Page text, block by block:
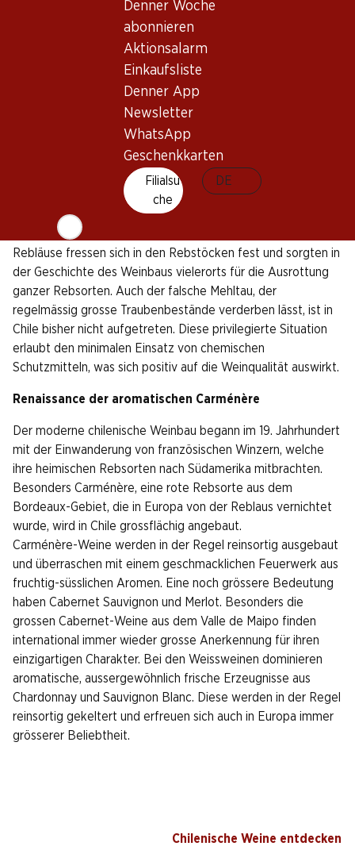
Denner Woche
abonnieren
Aktionsalarm
Einkaufsliste
Denner App
Newsletter
WhatsApp
Geschenkkarten
Filialsu
che
DE
Kilometer langen Landes wechseln sich trockene, heisse
Sommertage mit kühlen Nächten ab. Weinreben schätzen
die Temperaturunterschiede, die aufgrund der Nähe zu den
Anden entstehen: Warme Tage lassen die Trauben reifen,
während die kühle Nachtluft die frische Säure und die
Aromavielfalt der Beeren konserviert. Auch die vielfältigen
Terroirs Chiles sind einzigartig – dank der
abwechslungsreichen Eigenschaften der Böden entstehen
aus der gleichen Rebsorte je nach Region höchst
unterschiedliche Weine.
Als einziges Land weltweit ist Chile bislang von der
berüchtigten Reblaus verschont geblieben. Die winzigen
Rebläuse fressen sich in den Rebstöcken fest und sorgten in
der Geschichte des Weinbaus vielerorts für die Ausrottung
ganzer Rebsorten. Auch der falsche Mehltau, der
regelmässig grosse Traubenbestände verderben lässt, ist in
Chile bisher nicht aufgetreten. Diese privilegierte Situation
erlaubt den minimalen Einsatz von chemischen
Schutzmitteln, was sich positiv auf die Weinqualität auswirkt.
Renaissance der aromatischen Carménère
Der moderne chilenische Weinbau begann im 19. Jahrhundert
mit der Einwanderung von französischen Winzern, welche
ihre heimischen Rebsorten nach Südamerika mitbrachten.
Besonders Carménère, eine rote Rebsorte aus dem
Bordeaux-Gebiet, die in Europa von der Reblaus vernichtet
wurde, wird in Chile grossflächig angebaut.
Carménère-Weine werden in der Regel reinsortig ausgebaut
und überraschen mit einem geschmacklichen Feuerwerk aus
fruchtig-süsslichen Aromen. Eine noch grössere Bedeutung
haben Cabernet Sauvignon und Merlot. Besonders die
grossen Cabernet-Weine aus dem Valle de Maipo finden
international immer wieder grosse Anerkennung für ihren
einzigartigen Charakter. Bei den Weissweinen dominieren
aromatische, aussergewöhnlich frische Erzeugnisse aus
Chardonnay und Sauvignon Blanc. Diese werden in der Regel
reinsortig gekeltert und erfreuen sich auch in Europa immer
grösserer Beliebtheit.
Chilenische Weine entdecken